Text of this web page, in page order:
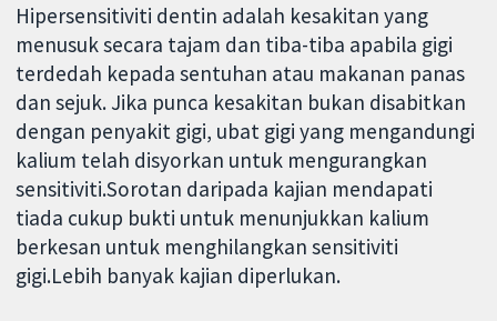
Hipersensitiviti dentin adalah kesakitan yang
menusuk secara tajam dan tiba-tiba apabila gigi
terdedah kepada sentuhan atau makanan panas
dan sejuk. Jika punca kesakitan bukan disabitkan
dengan penyakit gigi, ubat gigi yang mengandungi
kalium telah disyorkan untuk mengurangkan
sensitiviti.Sorotan daripada kajian mendapati
tiada cukup bukti untuk menunjukkan kalium
berkesan untuk menghilangkan sensitiviti
gigi.Lebih banyak kajian diperlukan.